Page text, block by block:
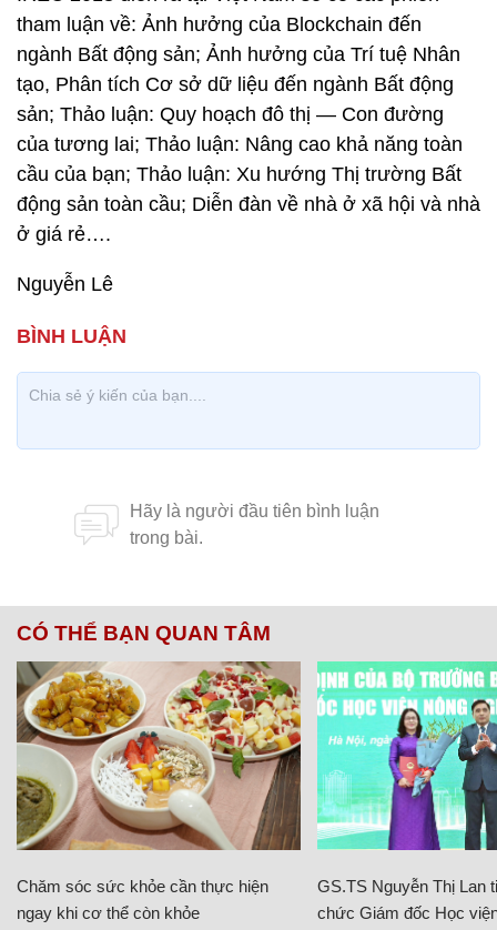
tham luận về: Ảnh hưởng của Blockchain đến
ngành Bất động sản; Ảnh hưởng của Trí tuệ Nhân
tạo, Phân tích Cơ sở dữ liệu đến ngành Bất động
sản; Thảo luận: Quy hoạch đô thị — Con đường
của tương lai; Thảo luận: Nâng cao khả năng toàn
cầu của bạn; Thảo luận: Xu hướng Thị trường Bất
động sản toàn cầu; Diễn đàn về nhà ở xã hội và nhà
ở giá rẻ….
Nguyễn Lê
CÓ THỂ BẠN QUAN TÂM
Chăm sóc sức khỏe cần thực hiện
ngay khi cơ thể còn khỏe
GS.TS Nguyễn Thị Lan
chức Giám đốc Học